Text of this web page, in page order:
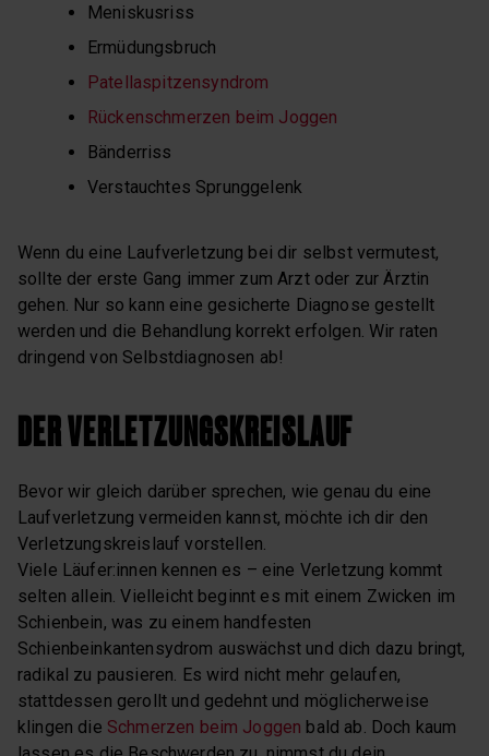
Meniskusriss
Ermüdungsbruch
Patellaspitzensyndrom
Rückenschmerzen beim Joggen
Bänderriss
Verstauchtes Sprunggelenk
Wenn du eine Laufverletzung bei dir selbst vermutest,
sollte der erste Gang immer zum Arzt oder zur Ärztin
gehen. Nur so kann eine gesicherte Diagnose gestellt
werden und die Behandlung korrekt erfolgen. Wir raten
dringend von Selbstdiagnosen ab!
DER VERLETZUNGSKREISLAUF
Bevor wir gleich darüber sprechen, wie genau du eine
Laufverletzung vermeiden kannst, möchte ich dir den
Verletzungskreislauf vorstellen.
Viele Läufer:innen kennen es – eine Verletzung kommt
selten allein. Vielleicht beginnt es mit einem Zwicken im
Schienbein, was zu einem handfesten
Schienbeinkantensydrom auswächst und dich dazu bringt,
radikal zu pausieren. Es wird nicht mehr gelaufen,
stattdessen gerollt und gedehnt und möglicherweise
klingen die Schmerzen beim Joggen bald ab. Doch kaum